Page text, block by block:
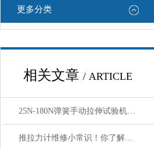
更多分类
相关文章 / ARTICLE
25N-180N弹簧手动拉伸试验机,手动弹簧拉伸力试验机
推拉力计维修小常识！你了解了吗？